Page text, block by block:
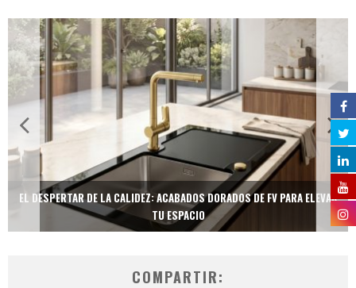
EL DESPERTAR DE LA CALIDEZ: ACABADOS DORADOS DE FV PARA ELEVAR
TU ESPACIO
COMPARTIR: